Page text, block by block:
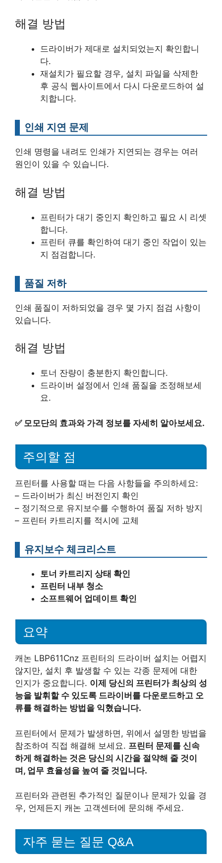
해결 방법
드라이버가 제대로 설치되었는지 확인합니
다.
재설치가 필요할 경우, 설치 파일을 삭제한
후 공식 웹사이트에서 다시 다운로드하여 설
치합니다.
인쇄 지연 문제
인쇄 명령을 내려도 인쇄가 지연되는 경우는 여러
원인이 있을 수 있습니다.
해결 방법
프린터가 대기 중인지 확인하고 필요 시 리셋
합니다.
프린터 큐를 확인하여 대기 중인 작업이 있는
지 점검합니다.
품질 저하
인쇄 품질이 저하되었을 경우 몇 가지 점검 사항이
있습니다.
해결 방법
토너 잔량이 충분한지 확인합니다.
드라이버 설정에서 인쇄 품질을 조정해보세
요.
✅ 모모단의 효과와 가격 정보를 자세히 알아보세요.
주의할 점
프린터를 사용할 때는 다음 사항들을 주의하세요:
– 드라이버가 최신 버전인지 확인
– 정기적으로 유지보수를 수행하여 품질 저하 방지
– 프린터 카트리지를 적시에 교체
유지보수 체크리스트
토너 카트리지 상태 확인
프린터 내부 청소
소프트웨어 업데이트 확인
요약
캐논 LBP611Cnz 프린터의 드라이버 설치는 어렵지
않지만, 설치 후 발생할 수 있는 각종 문제에 대한
인지가 중요합니다. 이제 당신의 프린터가 최상의 성
능을 발휘할 수 있도록 드라이버를 다운로드하고 오
류를 해결하는 방법을 익혔습니다.
프린터에서 문제가 발생하면, 위에서 설명한 방법을
참조하여 직접 해결해 보세요. 프린터 문제를 신속
하게 해결하는 것은 당신의 시간을 절약해 줄 것이
며, 업무 효율성을 높여 줄 것입니다.
프린터와 관련된 추가적인 질문이나 문제가 있을 경
우, 언제든지 캐논 고객센터에 문의해 주세요.
자주 묻는 질문 Q&A